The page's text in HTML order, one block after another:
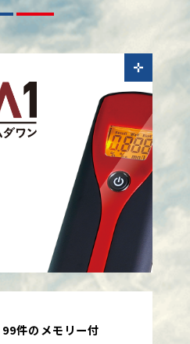
99件のメモリー付